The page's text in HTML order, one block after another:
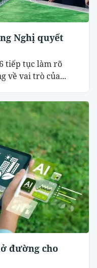
Nghị quyết
tiếp tục làm rõ
về vai trò của...
đường cho